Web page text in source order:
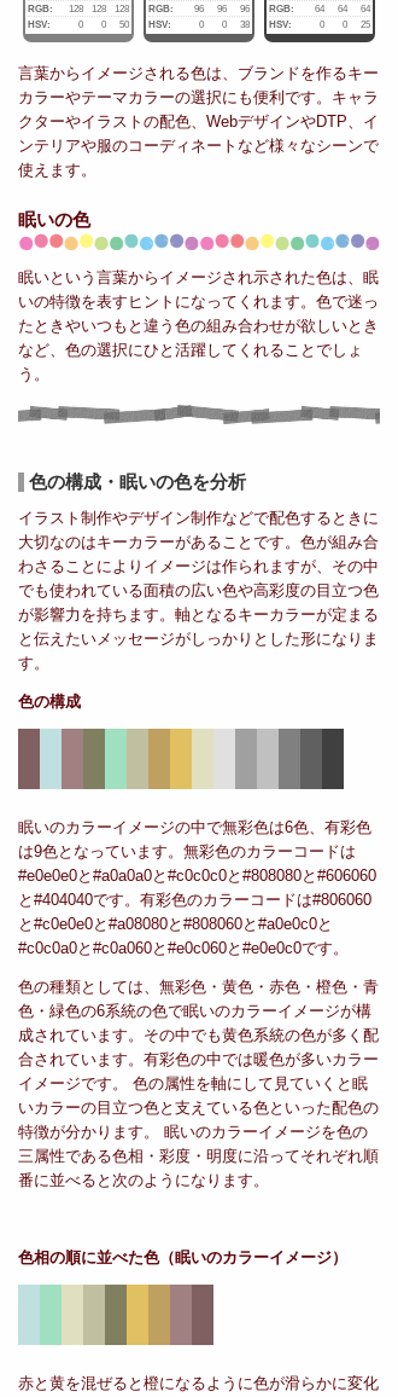
RGB: 128 128
128
HSV:
0 0 50
RGB: 96 96
96
HSV:
0 0 38
RGB: 64 64
64
HSV:
0 0 25
言葉からイメージされる色は、ブランドを作るキー
カラーやテーマカラーの選択にも便利です。キャラ
クターやイラストの配色、WebデザインやDTP、イ
ンテリアや服のコーディネートなど様々なシーンで
使えます。
眠いの色
眠いという言葉からイメージされ示された色は、眠
いの特徴を表すヒントになってくれます。色で迷っ
たときやいつもと違う色の組み合わせが欲しいとき
など、色の選択にひと活躍してくれることでしょ
う。
色の構成・眠いの色を分析
イラスト制作やデザイン制作などで配色するときに
大切なのはキーカラーがあることです。色が組み合
わさることによりイメージは作られますが、その中
でも使われている面積の広い色や高彩度の目立つ色
が影響力を持ちます。軸となるキーカラーが定まる
と伝えたいメッセージがしっかりとした形になりま
す。
色の構成
眠いのカラーイメージの中で無彩色は6色、有彩色
は9色となっています。無彩色のカラーコードは
#e0e0e0と#a0a0a0と#c0c0c0と#808080と#606060
と#404040です。有彩色のカラーコードは#806060
と#c0e0e0と#a08080と#808060と#a0e0c0と
#c0c0a0と#c0a060と#e0c060と#e0e0c0です。
色の種類としては、無彩色・黄色・赤色・橙色・青
色・緑色の6系統の色で眠いのカラーイメージが構
成されています。その中でも黄色系統の色が多く配
合されています。有彩色の中では暖色が多いカラー
イメージです。 色の属性を軸にして見ていくと眠
いカラーの目立つ色と支えている色といった配色の
特徴が分かります。 眠いのカラーイメージを色の
三属性である色相・彩度・明度に沿ってそれぞれ順
番に並べると次のようになります。
色相の順に並べた色（眠いのカラーイメージ）
赤と黄を混ぜると橙になるように色が滑らかに変化